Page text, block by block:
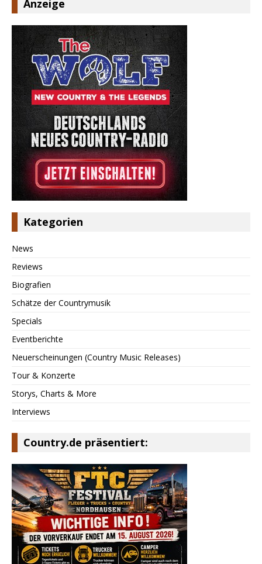
Anzeige
Kategorien
News
Reviews
Biografien
Schätze der Countrymusik
Specials
Eventberichte
Neuerscheinungen (Country Music Releases)
Tour & Konzerte
Storys, Charts & More
Interviews
Country.de präsentiert: